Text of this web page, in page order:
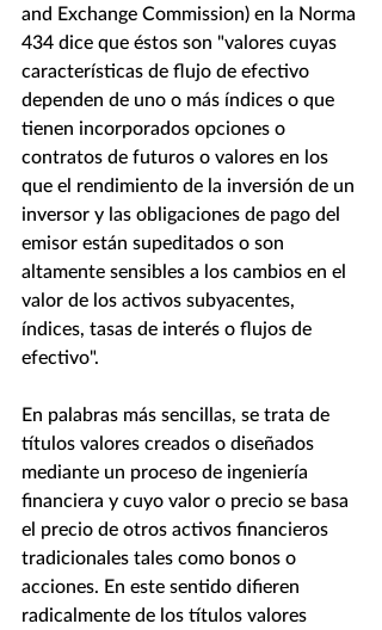
and Exchange Commission) en la Norma
434 dice que éstos son "valores cuyas
características de flujo de efectivo
dependen de uno o más índices o que
tienen incorporados opciones o
contratos de futuros o valores en los
que el rendimiento de la inversión de un
inversor y las obligaciones de pago del
emisor están supeditados o son
altamente sensibles a los cambios en el
valor de los activos subyacentes,
índices, tasas de interés o flujos de
efectivo".
En palabras más sencillas, se trata de
títulos valores creados o diseñados
mediante un proceso de ingeniería
financiera y cuyo valor o precio se basa
el precio de otros activos financieros
tradicionales tales como bonos o
acciones. En este sentido difieren
radicalmente de los títulos valores